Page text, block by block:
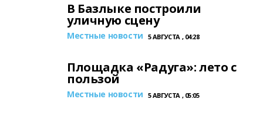
В Базлыке построили
уличную сцену
Местные новости 5 АВГУСТА , 04:28
Площадка «Радуга»: лето с
пользой
Местные новости 5 АВГУСТА , 05:05